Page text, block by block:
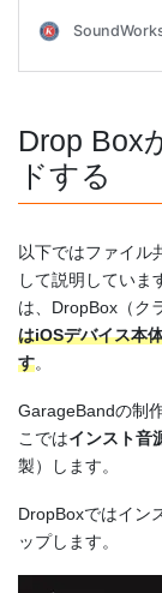
Drop Box
ドする
以下ではファイル
して説明していま
は、DropBox（ク
はiOSデバイス本
す。
GarageBandの制
こではインスト音
製）します。
DropBoxではイン
ップします。